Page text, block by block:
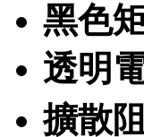
黑色
透明
擴散